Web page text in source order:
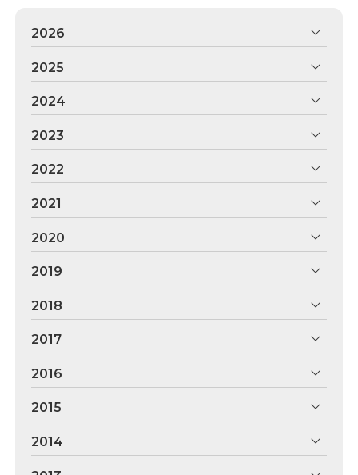
2026
2025
2024
2023
2022
2021
2020
2019
2018
2017
2016
2015
2014